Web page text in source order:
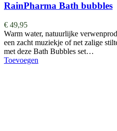
RainPharma Bath bubbles
€ 49,95
Warm water, natuurlijke
een zacht muziekje of net zalige
met deze Bath Bubbles set…
Toevoegen